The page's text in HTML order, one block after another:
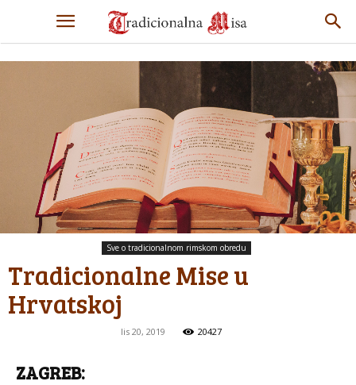
Sve o tradicionalnom rimskom obredu
Tradicionalne Mise u
Hrvatskoj
lis 20, 2019 20427
ZAGREB: